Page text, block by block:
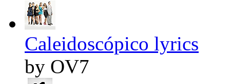
Caleidoscópico lyrics
by OV7